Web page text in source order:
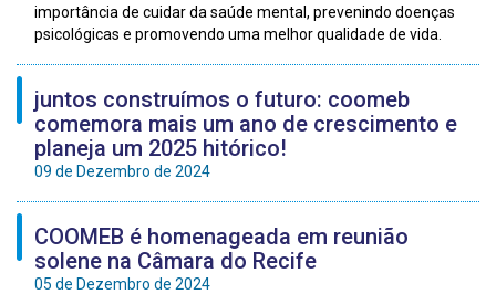
importância de cuidar da saúde mental, prevenindo doenças
psicológicas e promovendo uma melhor qualidade de vida.
juntos construímos o futuro: coomeb
comemora mais um ano de crescimento e
planeja um 2025 hitórico!
09 de Dezembro de 2024
COOMEB é homenageada em reunião
solene na Câmara do Recife
05 de Dezembro de 2024